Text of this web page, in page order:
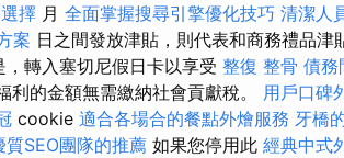
擇 月 全面掌握搜尋引擎優化技巧 清潔人
案 日之間發放津貼，則代表和商務禮品津
，轉入塞切尼假日卡以享受 整復 整骨 債務
利的金額無需繳納社會貢獻稅。 用戶口碑
cookie 適合各場合的餐點外燴服務 牙橋
質SEO團隊的推薦 如果您停用此 經典中式